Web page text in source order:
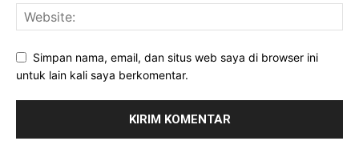
Simpan nama, email, dan situs web saya di browser ini
untuk lain kali saya berkomentar.